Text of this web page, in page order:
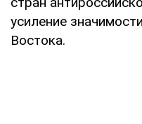
усиление
Востока.